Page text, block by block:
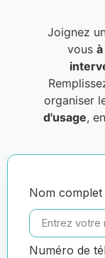
Joignez
vous
organiser
d'usage,
Nom complet
Numéro de